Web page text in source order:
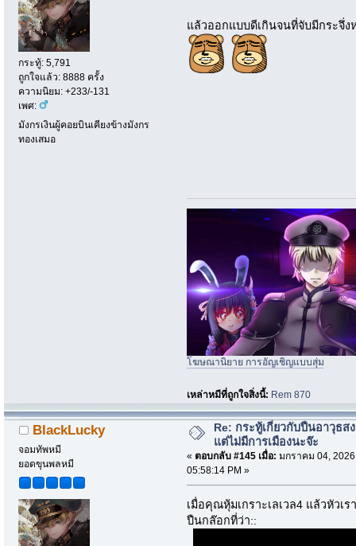
กระทู้: 5,791
ถูกใจแล้ว: 8888 ครั้ง
ความนิยม: +233/-131
เพศ:
มังกรเงินผู้คอยบินเคียงข้างมังกร
ทองเสมอ
แล้วออกแบบดีเกินจนที่จับมีกระจึ่
โฆษณานิยาย การอัญเชิญแบบสุ่ม
เหล่าหมีที่ถูกใจสิ่งนี้: Rem 870
BlackLucky
จอมทัพหมี
ยอดขุนพลหมี
Re: กระทู้เกี่ยวกับปืนอาวุธส
แต่ไม่มีการเมืองนะจ๊ะ
« ตอบกลับ #145 เมื่อ: มกราคม 04,
05:58:14 PM »
เมื่อคุณหุ้มเกราะเลเวล4 แล้วหัว
ปืนกล๊อกที่ว่า::